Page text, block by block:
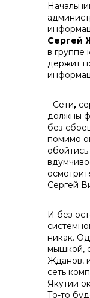
Сергей
в группе
держит
- Сети,
должны
без
помимо
обойтись
Сергей
И без
никак.
мышкой,
Жданов,
сеть
Якутии
То-то